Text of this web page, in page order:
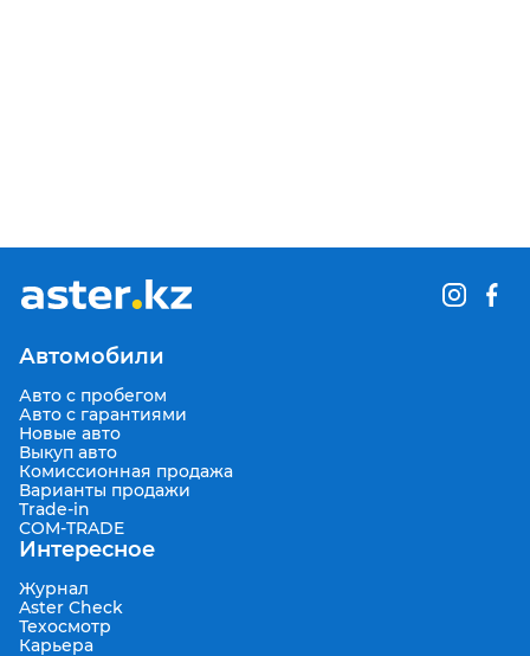
Автомобили
Авто с пробегом
Авто с гарантиями
Новые авто
Выкуп авто
Комиссионная продажа
Варианты продажи
Trade-in
COM-TRADE
Интересное
Журнал
Aster Check
Техосмотр
Карьера